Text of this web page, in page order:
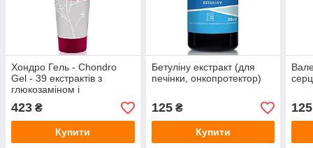
Хондро Гель - Chondro
Gel - 39 екстрактів з
глюкозаміном і
хондроїтином
423 ₴
Купити
Бетуліну екстракт (для
печінки, онкопротектор)
125₴
Купити
125